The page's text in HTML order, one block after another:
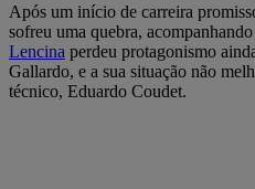
Após um início de carreira
sofreu uma quebra,
Lencina perdeu protagonismo
Gallardo, e a sua situação não
técnico, Eduardo Coudet.